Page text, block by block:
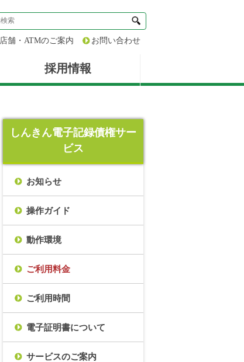
店舗・ATMのご案内 お問い合わせ
採用情報
しんきん電子記録債権サー
ビス
お知らせ
操作ガイド
動作環境
ご利用料金
ご利用時間
電子証明書について
サービスのご案内